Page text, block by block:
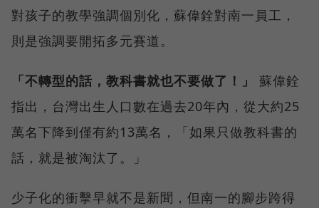
對孩子的教學強調個別化，蘇偉銓對南一員工，
則是強調要開拓多元賽道。
「不轉型的話，教科書就也不要做了！」
蘇偉銓
指出，台灣出生人口數在過去20年內，從大約25
萬名下降到僅有約13萬名，「如果只做教科書的
話，就是被淘汰了。」
少子化的衝擊早就不是新聞，但南一的腳步跨得